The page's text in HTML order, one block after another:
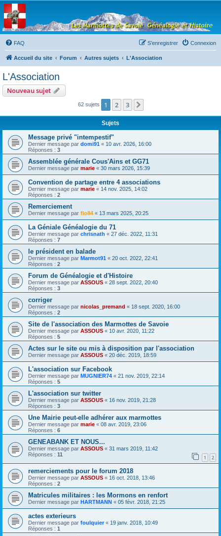
Les Marmottes de
Savoie
Forum d'entraide généalogique
FAQ
Connexion
S’enregistrer
Accueil du site Forum Autres sujets L'Association
L'Association
Nouveau sujet
62 sujets 1 2 3
Sujets
Message privé "intempestif"
Dernier message par domi91 « 10 avr. 2026, 16:00
Réponses : 3
Assemblée générale Cous'Ains et GG71
Dernier message par marie « 30 mars 2026, 15:39
Convention de partage entre 4 associations
Dernier message par marie « 14 nov. 2025, 14:02
Réponses : 2
Remerciement
Dernier message par flo84 « 13 mars 2025, 20:25
La Géniale Généalogie du 71
Dernier message par chrisnath « 27 déc. 2022, 11:31
Réponses : 7
le président en balade
Dernier message par Marmot91 « 20 oct. 2022, 22:41
Réponses : 2
Forum de Généalogie et d'Histoire
Dernier message par ASSOUS « 28 sept. 2022, 20:40
Réponses : 3
corriger
Dernier message par nicolas_premand « 18 sept. 2020, 16:00
Réponses : 2
Site de l'association des Marmottes de Savoie
Dernier message par ASSOUS « 10 avr. 2020, 11:22
Réponses : 5
Actes sur le site ou mis à disposition par l'association
Dernier message par ASSOUS « 20 déc. 2019, 18:59
L'association sur Facebook
Dernier message par MUGNIER74 « 21 nov. 2019, 22:14
Réponses : 5
L'association sur twitter
Dernier message par ASSOUS « 16 nov. 2019, 21:28
Réponses : 3
Une Mairie peut-elle adhérer aux marmottes
Dernier message par marie « 08 avr. 2019, 23:06
Réponses : 6
GENEABANK ET NOUS...
Dernier message par ASSOUS « 31 mars 2019, 11:42
Réponses : 11 1 2
remerciements pour le forum 2018
Dernier message par ASSOUS « 16 oct. 2018, 13:46
Réponses : 2
Matricules militaires : les Mormons en renfort
Dernier message par HARTMANN « 05 févr. 2018, 21:25
actes exterieurs
Dernier message par foulquier« 19 janv. 2018, 10:49
Réponses : 1